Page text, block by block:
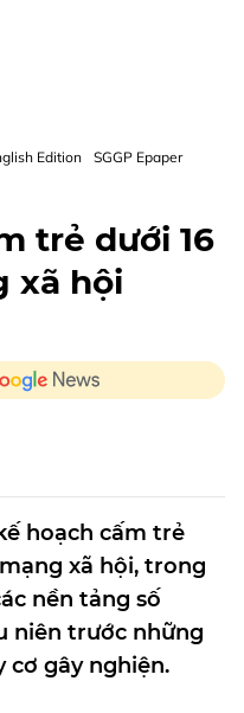
Edition SGGP Epaper
trẻ dưới 16
xã hội
hoạch cấm trẻ
xã hội, trong
nền tảng số
niên trước những
cơ gây nghiện.